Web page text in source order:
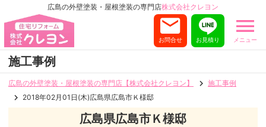
広島の外壁塗装・屋根塗装の専門店株式会社クレヨン
メニュー
お見積り
お問合せ
施工事例
広島の外壁塗装・屋根塗装の専門店【株式会社クレヨン】
施工事例
2018年02月01日(木)広島県広島市Ｋ様邸
広島県広島市Ｋ様邸